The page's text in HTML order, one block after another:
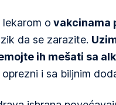
o vakcinama
da se zarazite.
ih mešati sa
i sa biljnim